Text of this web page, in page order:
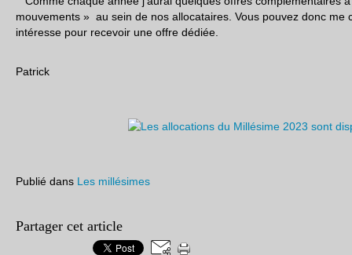
mouvements » au sein de nos allocataires. Vous pouvez donc me
intéresse pour recevoir une offre dédiée.
Patrick
Publié dans Les millésimes
Partager cet article